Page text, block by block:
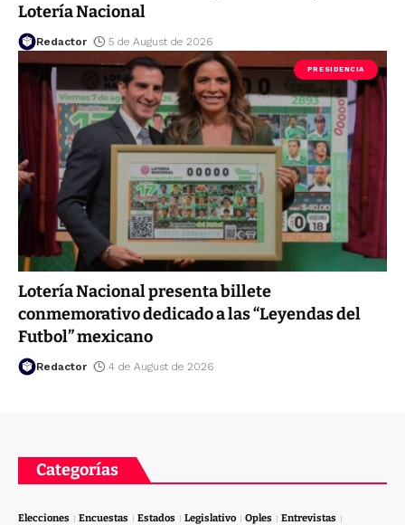
Lotería Nacional
Redactor 5 de August de 2026
PRESIDENCIA
Lotería Nacional presenta billete
conmemorativo dedicado a las “Leyendas del
Futbol” mexicano
Redactor 4 de August de 2026
Categorías
Elecciones Encuestas Estados Legislativo Oples Entrevistas